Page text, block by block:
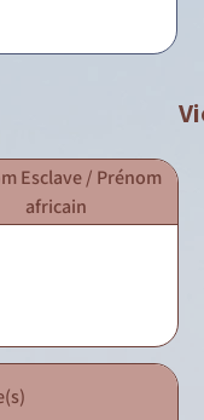
Esclave / Prénom
africain